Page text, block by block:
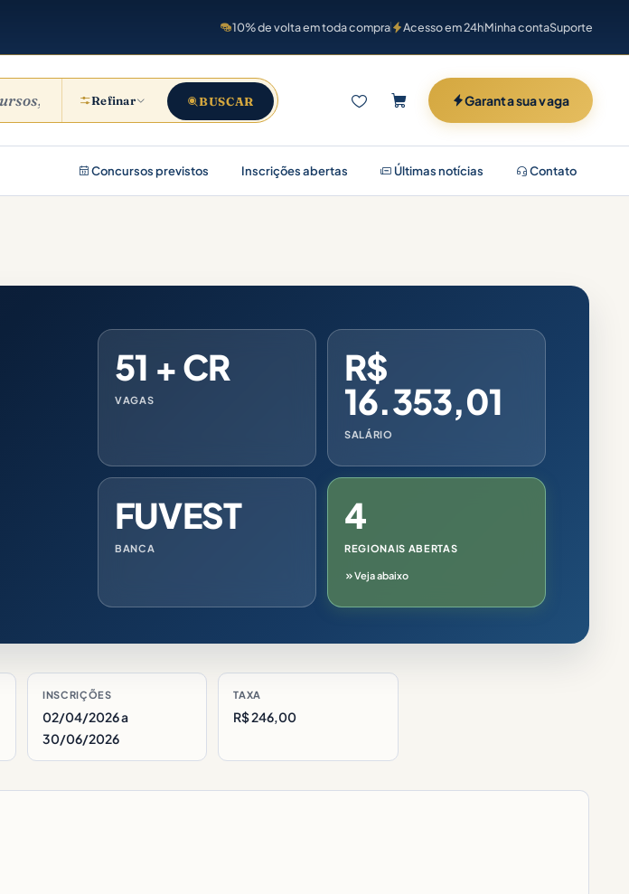
10% de volta em toda compra Acesso em 24hMinha contaSuporte
Refinar BUSCAR Garanta sua vaga
Concursos previstos Inscrições abertas Últimas notícias Contato
51 + CR
VAGAS
R$
16.353,01
SALÁRIO
FUVEST
BANCA
4
REGIONAIS ABERTAS
Veja abaixo
INSCRIÇÕES
02/04/2026 a
30/06/2026
TAXA
R$ 246,00